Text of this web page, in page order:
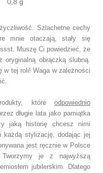
Szlachetne cechy
mnie otaczają, stały się
Muszę Ci powiedzieć, że
oryginalną obrączką ślubną.
w tej roli!Waga w zależności
które odpowiednio
długie lata jako pamiątka
jaką historię chcesz nimi
każdą stylizację, dodając jej
jest ręcznie w Polsce
Tworzymy je z najwyższą
jubilerskim. Dlatego